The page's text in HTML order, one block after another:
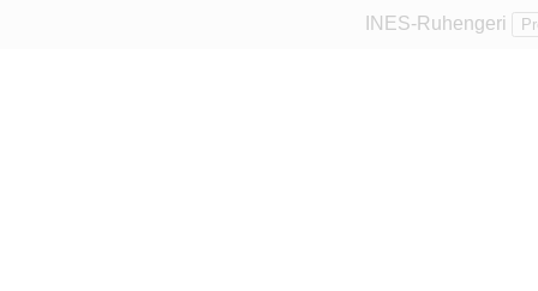
INES-Ruhengeri